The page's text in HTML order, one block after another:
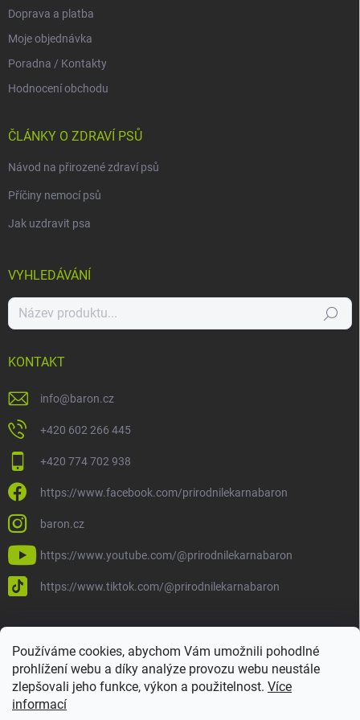
Používáme cookies, abychom Vám umožnili pohodlné
prohlížení webu a díky analýze provozu webu neustále
zlepšovali jeho funkce, výkon a použitelnost. Více
informací
Doprava a platba
Moje objednávka
Poradna / Kontakty
Hodnocení obchodu
ČLÁNKY O ZDRAVÍ PSŮ
Návod na přirozené zdraví psů
Příčiny nemocí psů
Jak uzdravit psa
VYHLEDÁVÁNÍ
Hledat
KONTAKT
info@baron.cz
+420 602 266 445
+420 774 702 938
https://www.facebook.com/prirodnilekarnabaron
baron.cz
https://www.youtube.com/@prirodnilekarnabaron
https://www.tiktok.com/@prirodnilekarnabaron